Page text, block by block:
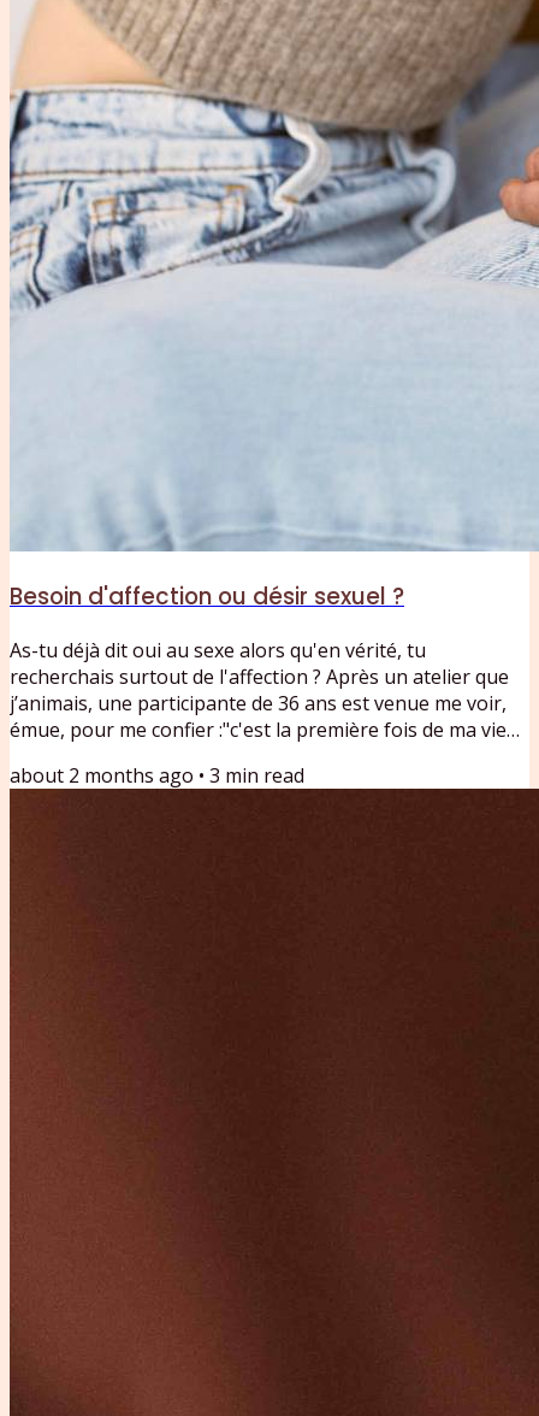
Besoin d'affection ou désir sexuel ?
As-tu déjà dit oui au sexe alors qu'en vérité, tu
recherchais surtout de l'affection ? Après un atelier que
j’animais, une participante de 36 ans est venue me voir,
émue, pour me confier :"c'est la première fois de ma vie
simplement envie de me faire du bien, et que ça s'arrête
about 2 months ago • 3 min read